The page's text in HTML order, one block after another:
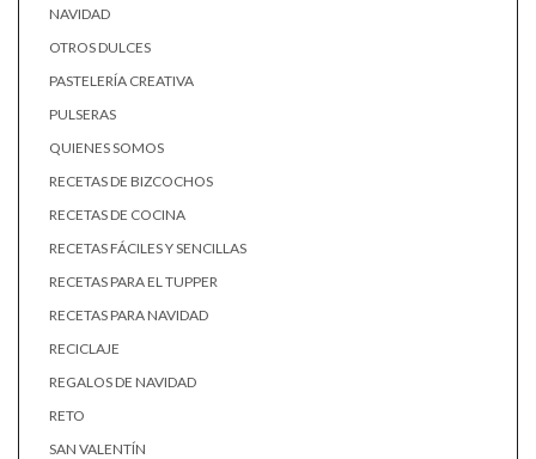
NAVIDAD
OTROS DULCES
PASTELERÍA CREATIVA
PULSERAS
QUIENES SOMOS
RECETAS DE BIZCOCHOS
RECETAS DE COCINA
RECETAS FÁCILES Y SENCILLAS
RECETAS PARA EL TUPPER
RECETAS PARA NAVIDAD
RECICLAJE
REGALOS DE NAVIDAD
RETO
SAN VALENTÍN